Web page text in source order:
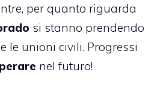
per quanto riguarda
si stanno prendendo
le unioni civili. Progressi
nel futuro!